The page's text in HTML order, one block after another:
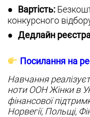
Вартість:
конкурсного
Дедлайн
Посилання на
Навчання
ноти ООН Жінки в
фінансової
Норвегії, Польщі,